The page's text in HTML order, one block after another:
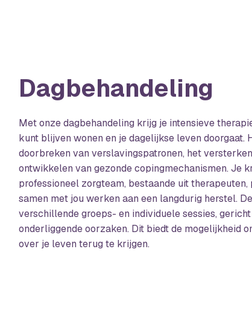
Dagbehandeling
Met onze dagbehandeling krijg je intensieve
kunt blijven wonen en je dagelijkse leven doorgaat.
doorbreken van verslavingspatronen, het
ontwikkelen van gezonde copingmechanismen. Je
professioneel zorgteam, bestaande uit
samen met jou werken aan een langdurig herstel.
verschillende groeps- en individuele sessies,
onderliggende oorzaken. Dit biedt de mogelijkheid
over je leven terug te krijgen.